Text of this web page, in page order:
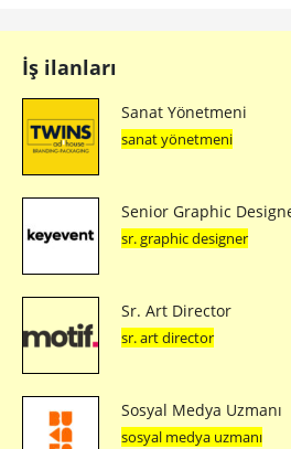
İş ilanları
Sanat Yönetmeni
sanat yönetmeni
Senior Graphic
sr. graphic designer
Sr. Art Director
sr. art director
Sosyal Medya Uzmanı
sosyal medya uzmanı